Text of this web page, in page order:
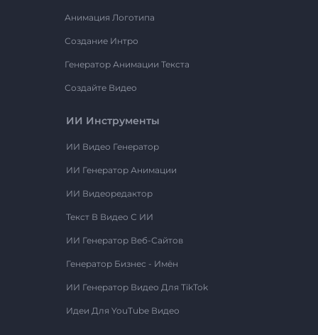
Анимация Логотипа
Создание Интро
Генератор Анимации Текста
Создайте Видео
ИИ Инструменты
ИИ Видео Генератор
ИИ Генератор Анимации
ИИ Видеоредактор
Текст В Видео С ИИ
ИИ Генератор Веб-Сайтов
Генератор Бизнес - Имён
ИИ Генератор Видео Для TikTok
Идеи Для YouTube Видео